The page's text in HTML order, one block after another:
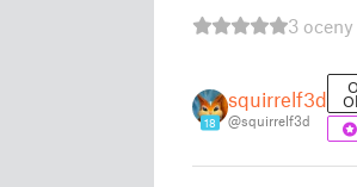
3 oceny
18
squirrelf3d
@squirrelf3d